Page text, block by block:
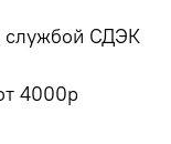
службой СДЭК
4000р